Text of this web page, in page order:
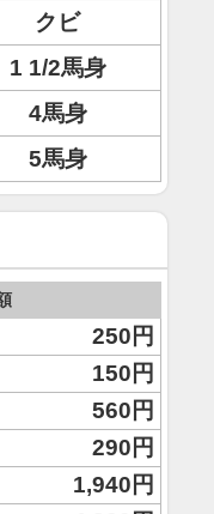
クビ
1 1/2馬身
4馬身
5馬身
250円
150円
560円
290円
1,940円